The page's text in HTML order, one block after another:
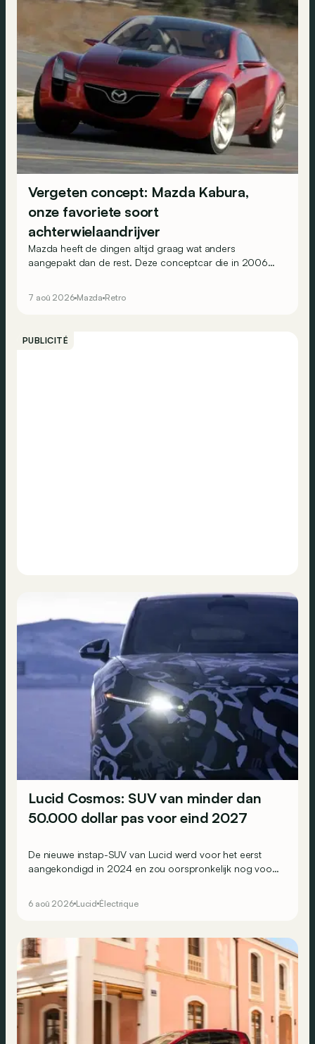
Vergeten concept: Mazda Kabura,
onze favoriete soort
achterwielaandrijver
Mazda heeft de dingen altijd graag wat anders
aangepakt dan de rest. Deze conceptcar die in 2006
7 aoû 2026 Mazda Retro
PUBLICITÉ
Lucid Cosmos: SUV van minder dan
50.000 dollar pas voor eind 2027
De nieuwe instap-SUV van Lucid werd voor het eerst
aangekondigd in 2024 en zou oorspronkelijk nog voor
6 aoû 2026 Lucid Électrique